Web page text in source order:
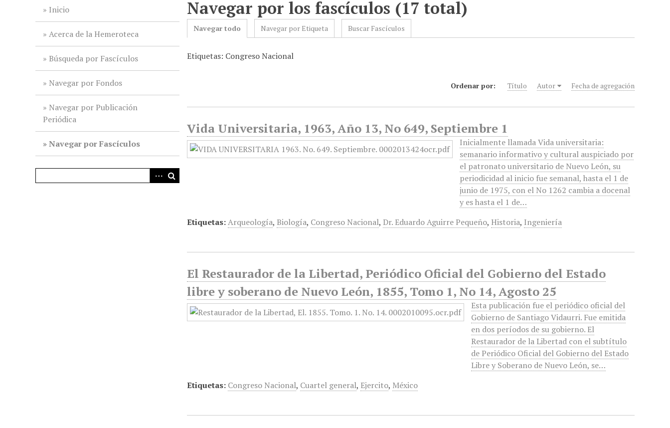
Inicio
Acerca de la Hemeroteca
Búsqueda por Fascículos
Navegar por Fondos
Navegar por Publicación
Periódica
Navegar por Fascículos
Navegar por los fascículos (17 total)
Navegar todo Navegar por Etiqueta Buscar Fascículos
Etiquetas: Congreso Nacional
Ordenar por: Título Autor Fecha de agregación
Vida Universitaria, 1963, Año 13, No 649, Septiembre 1
Inicialmente llamada Vida universitaria:
semanario informativo y cultural auspiciado por
el patronato universitario de Nuevo León, su
periodicidad al inicio fue semanal, hasta el 1 de
junio de 1975, con el No 1262 cambia a docenal
y es hasta el 1 de…
Etiquetas:Arqueología, Biología, Congreso Nacional, Dr. Eduardo Aguirre Pequeño, Historia, Ingeniería
El Restaurador de la Libertad, Periódico Oficial del Gobierno del Estado
libre y soberano de Nuevo León, 1855, Tomo 1, No 14, Agosto 25
Esta publicación fue el periódico oficial del
Gobierno de Santiago Vidaurri. Fue emitida
en dos períodos de su gobierno. El
Restaurador de la Libertad con el subtítulo
de Periódico Oficial del Gobierno del Estado
Libre y Soberano de Nuevo León, se…
Etiquetas: Congreso Nacional, Cuartel general, Ejercito, México